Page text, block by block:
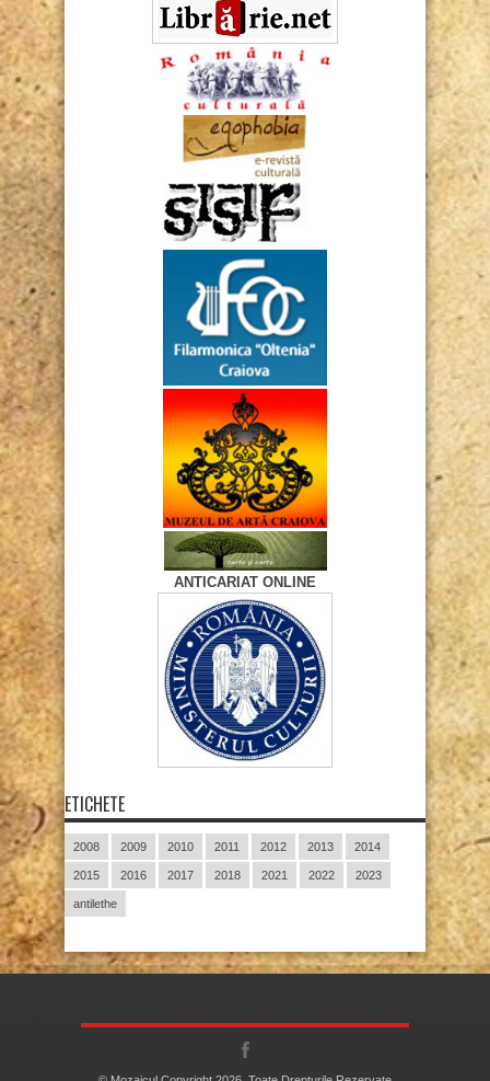
ANTICARIAT ONLINE
ETICHETE
2008 2009 2010 2011 2012 2013 2014
2015 2016 2017 2018 2021 2022 2023
antilethe